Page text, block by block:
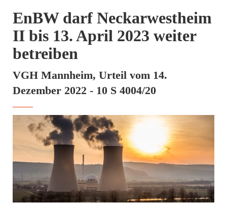
EnBW darf Neckarwestheim
II bis 13. April 2023 weiter
betreiben
VGH Mannheim, Urteil vom 14.
Dezember 2022 - 10 S 4004/20